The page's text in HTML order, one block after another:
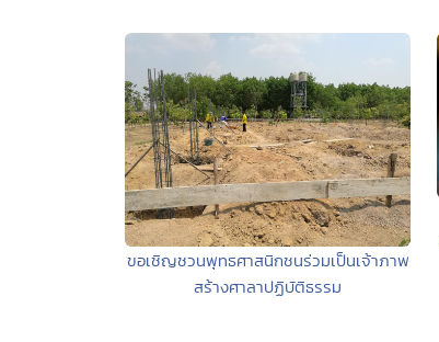
ขอเชิญชวนพุทธศาสนิกชนร่วมเป็นเจ้าภาพ
สร้างศาลาปฏิบัติธรรม